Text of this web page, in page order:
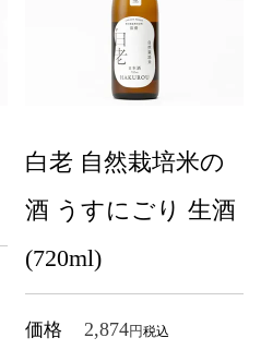
白老 自然栽培米の
酒 うすにごり 生酒
(720ml)
価格 2,874 税込